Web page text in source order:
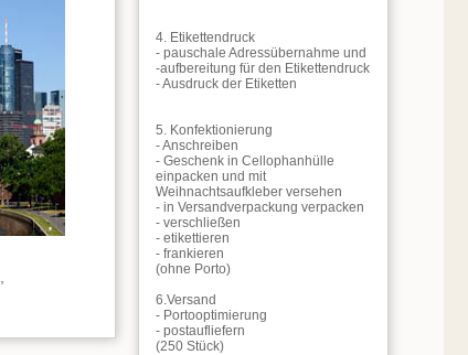
4. Etikettendruck
- pauschale Adressübernahme und
-aufbereitung für den Etikettendruck
- Ausdruck der Etiketten
5. Konfektionierung
- Anschreiben
- Geschenk in Cellophanhülle
einpacken und mit
Weihnachtsaufkleber versehen
- in Versandverpackung verpacken
- verschließen
- etikettieren
- frankieren
(ohne Porto)
6.Versand
- Portooptimierung
- postaufliefern
(250 Stück)